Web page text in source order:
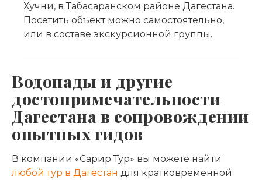
Хучни, в Табасаранском районе Дагестана.
Посетить объект можно самостоятельно,
или в составе экскурсионной группы.
Водопады и другие
достопримечательности
Дагестана в сопровождении
опытных гидов
В компании «Сарир Тур» вы можете найти
любой тур в Дагестан для кратковременной